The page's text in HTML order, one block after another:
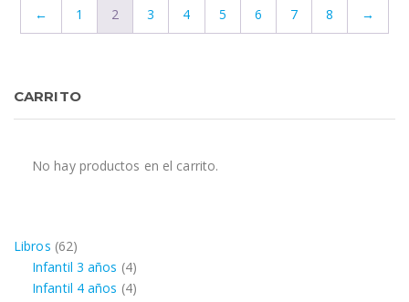
← 1 2 3 4 5 6 7 8 →
CARRITO
No hay productos en el carrito.
Libros 6262
productos
Infantil 3 años 44
productos
Infantil 4 años 44